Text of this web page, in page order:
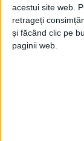
acestui site web.
retrageți
și făcând clic pe
paginii web.
Arhive